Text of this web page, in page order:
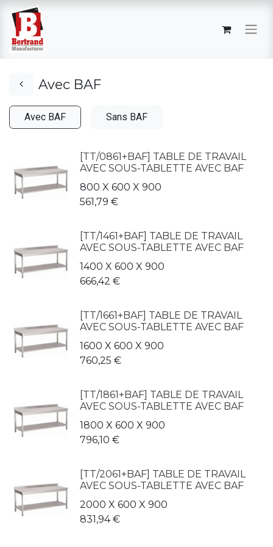
Avec BAF
Avec BAF Sans BAF
[TT/0861+BAF] TABLE DE TRAVAIL
AVEC SOUS-TABLETTE AVEC BAF
800 X 600 X 900
561,79 €
[TT/1461+BAF] TABLE DE TRAVAIL
AVEC SOUS-TABLETTE AVEC BAF
1400 X 600 X 900
666,42 €
[TT/1661+BAF] TABLE DE TRAVAIL
AVEC SOUS-TABLETTE AVEC BAF
1600 X 600 X 900
760,25 €
[TT/1861+BAF] TABLE DE TRAVAIL
AVEC SOUS-TABLETTE AVEC BAF
1800 X 600 X 900
796,10 €
[TT/2061+BAF] TABLE DE TRAVAIL
AVEC SOUS-TABLETTE AVEC BAF
2000 X 600 X 900
831,94€